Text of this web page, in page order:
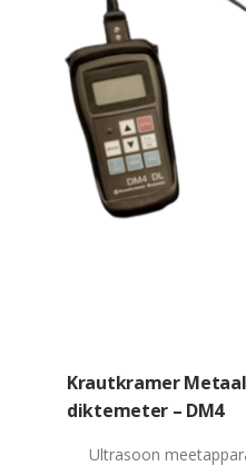
Krautkramer Metaal
diktemeter – DM4
Ultrasoon